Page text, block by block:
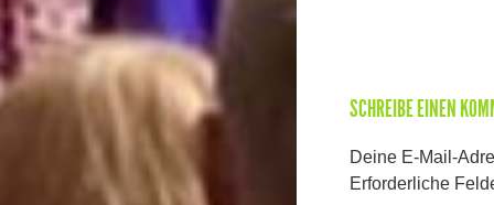
SCHREIBE EINEN
Deine E-Mail-
Erforderliche